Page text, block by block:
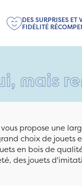
DES SURPRISES ET
FIDÉLITÉ
propose une
choix de jouets
en bois de
des jouets